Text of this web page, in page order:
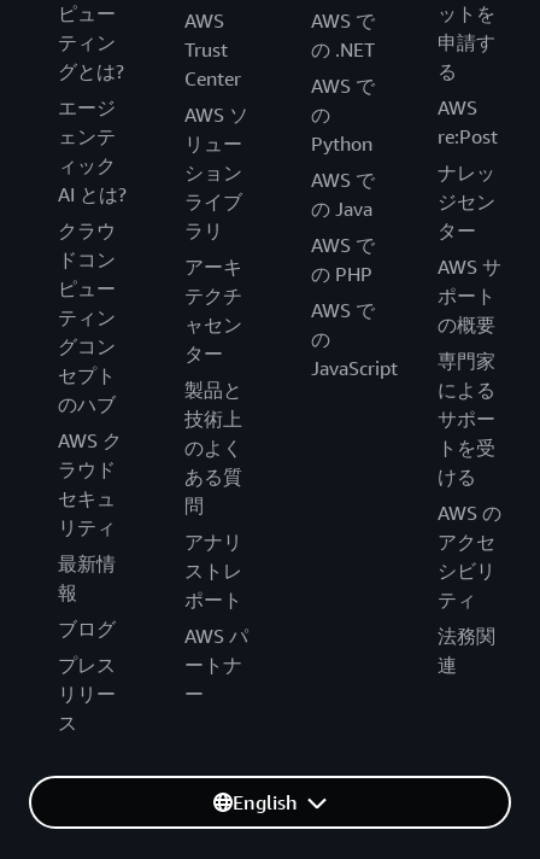
ピュー
ティン
グとは?
エージ
ェンテ
ィック
AI とは?
クラウ
ドコン
ピュー
ティン
グコン
セプト
のハブ
AWS ク
ラウド
セキュ
リティ
最新情
報
ブログ
プレス
リリー
ス
AWS
Trust
Center
AWS ソ
リュー
ション
ライブ
ラリ
アーキ
テクチ
ャセン
ター
製品と
技術上
のよく
ある質
問
アナリ
ストレ
ポート
AWS パ
ートナ
ー
AWS で
の .NET
AWS で
の
Python
AWS で
の Java
AWS で
の PHP
AWS で
の
JavaScript
ットを
申請す
る
AWS
re:Post
ナレッ
ジセン
ター
AWS サ
ポート
の概要
専門家
による
サポー
トを受
ける
AWS の
アクセ
シビリ
ティ
法務関
連
English